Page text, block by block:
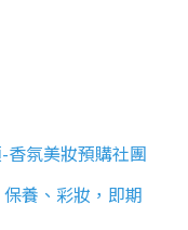
香氛美妝預購社團
保養、彩妝，即期